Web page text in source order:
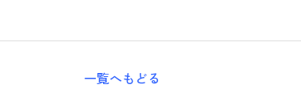
一覧へもどる